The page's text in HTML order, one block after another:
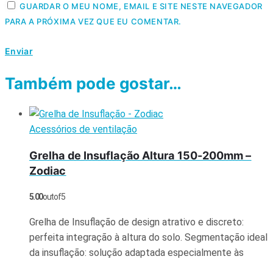
GUARDAR O MEU NOME, EMAIL E SITE NESTE NAVEGADOR
PARA A PRÓXIMA VEZ QUE EU COMENTAR.
Também pode gostar…
Acessórios de ventilação
Grelha de Insuflação Altura 150-200mm –
Zodiac
5.00out of 5
Grelha de Insuflação de design atrativo e discreto:
perfeita integração à altura do solo. Segmentação ideal
da insuflação: solução adaptada especialmente às